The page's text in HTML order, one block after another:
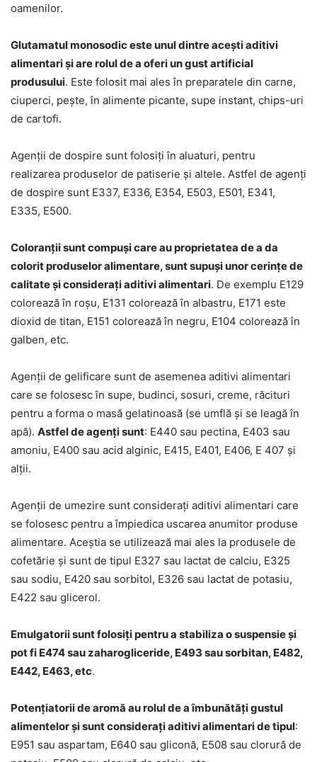
oamenilor.
Glutamatul monosodic este unul dintre acești aditivi
alimentari și are rolul de a oferi un gust artificial
produsului. Este folosit mai ales în preparatele din carne,
ciuperci, pește, în alimente picante, supe instant, chips-uri
de cartofi.
Agenții de dospire sunt folosiți în aluaturi, pentru
realizarea produselor de patiserie și altele. Astfel de agenți
de dospire sunt E337, E336, E354, E503, E501, E341,
E335, E500.
Coloranții sunt compuși care au proprietatea de a da
colorit produselor alimentare, sunt supuși unor cerințe de
calitate și considerați aditivi alimentari. De exemplu E129
colorează în roșu, E131 colorează în albastru, E171 este
dioxid de titan, E151 colorează în negru, E104 colorează în
galben, etc.
Agenții de gelificare sunt de asemenea aditivi alimentari
care se folosesc în supe, budinci, sosuri, creme, răcituri
pentru a forma o masă gelatinoasă (se umflă și se leagă în
apă). Astfel de agenți sunt: E440 sau pectina, E403 sau
amoniu, E400 sau acid alginic, E415, E401, E406, E 407 și
alții.
Agenții de umezire sunt considerați aditivi alimentari care
se folosesc pentru a împiedica uscarea anumitor produse
alimentare. Aceștia se utilizează mai ales la produsele de
cofetărie și sunt de tipul E327 sau lactat de calciu, E325
sau sodiu, E420 sau sorbitol, E326 sau lactat de potasiu,
E422 sau glicerol.
Emulgatorii sunt folosiți pentru a stabiliza o suspensie și
pot fi E474 sau zaharogliceride, E493 sau sorbitan, E482,
E442, E463, etc.
Potențiatorii de aromă au rolul de a îmbunătăți gustul
alimentelor și sunt considerați aditivi alimentari de tipul:
E951 sau aspartam, E640 sau gliconă, E508 sau clorură de